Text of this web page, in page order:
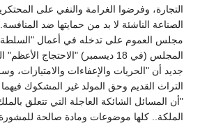
التجارة، وفرضوا الغرامة والنفي على
الصناعة الناشئة لا بد من حمايتها ضد
مجلس العموم على تدخله في أعمال "السلطة
المجلس (في 18 ديسمبر) "الاحتجاج
جديد أن "الحريات والإعفاءات والامتيازات،
التراث القديم وحق المولد غير المشكوك فيهما
"أن المسائل الشائكة العاجلة التي تتعلق
الملكة.. كلها موضوعات ومادة صالحة